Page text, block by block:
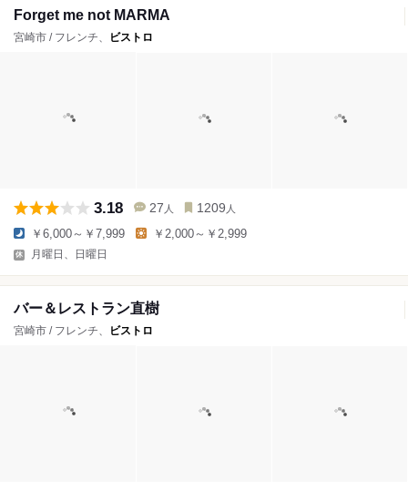
Forget me not MARMA
宮崎市 / フレンチ、 ビストロ
3.18 27 人 1209 人
￥6,000～￥7,999 ￥2,000～￥2,999
月曜日、日曜日
バー＆レストラン直樹
宮崎市 / フレンチ、 ビストロ